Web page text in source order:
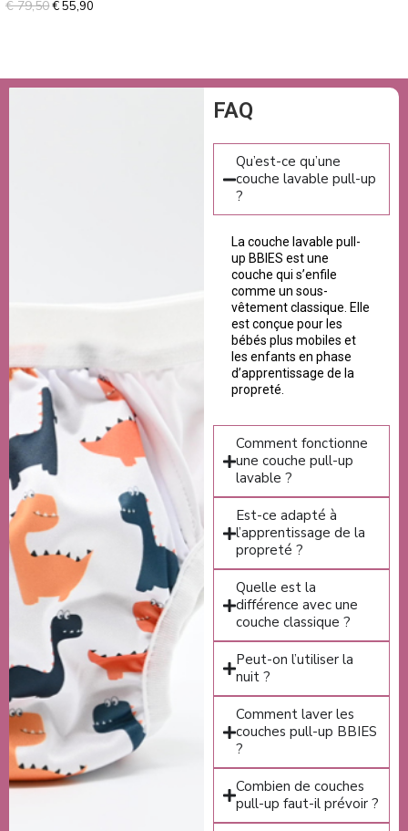
€79,50€55,90
FAQ
Qu’est-ce qu’une
couche lavable pull-up
?
La couche lavable pull-
up BBIES est une
couche qui s’enfile
comme un sous-
vêtement classique. Elle
est conçue pour les
bébés plus mobiles et
les enfants en phase
d’apprentissage de la
propreté.
Comment fonctionne
une couche pull-up
lavable ?
Est-ce adapté à
l’apprentissage de la
propreté ?
Quelle est la
différence avec une
couche classique ?
Peut-on l’utiliser la
nuit ?
Comment laver les
couches pull-up BBIES
?
Combien de couches
pull-up faut-il prévoir ?